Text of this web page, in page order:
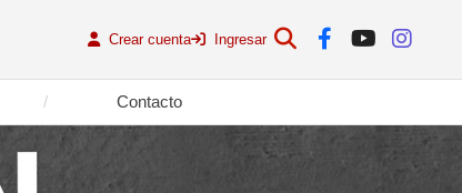
Crear cuenta Ingresar
Contacto